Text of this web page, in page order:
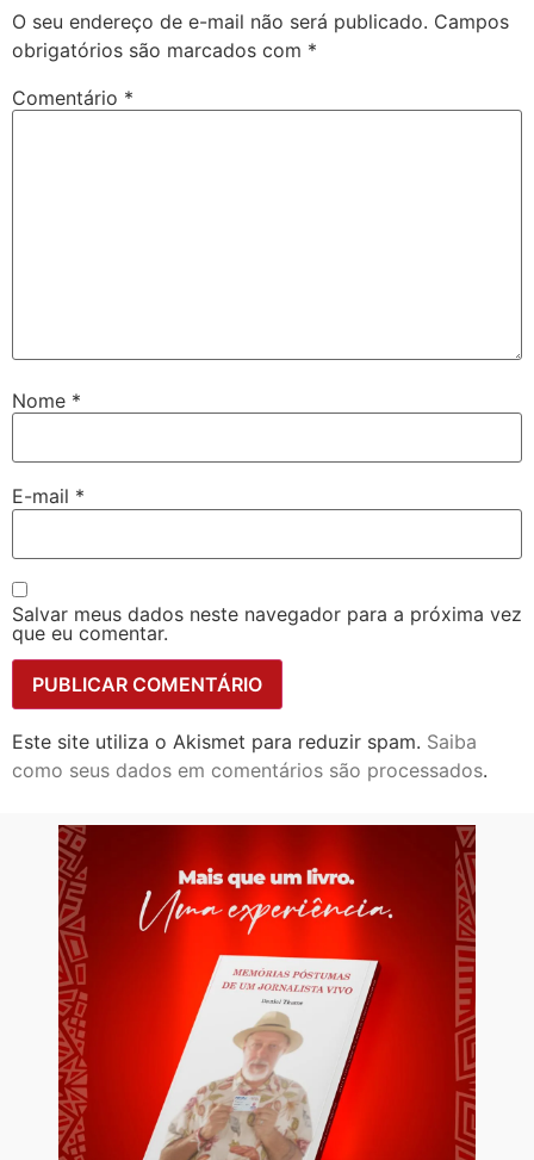
O seu endereço de e-mail não será publicado. Campos
obrigatórios são marcados com *
Comentário *
Nome *
E-mail *
Salvar meus dados neste navegador para a próxima vez
que eu comentar.
Este site utiliza o Akismet para reduzir spam. Saiba
como seus dados em comentários são processados.